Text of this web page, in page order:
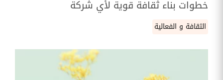
خطوات بناء ثقافة قوية لأي شركة
الثقافة و الفعالية